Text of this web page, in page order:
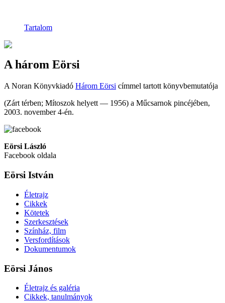
Tartalom
A három Eörsi
A Noran Könyvkiadó Három Eörsi címmel tartott könyvbemutatója
(Zárt térben; Mítoszok helyett — 1956) a Műcsarnok pincéjében,
2003. november 4-én.
Eörsi László
Facebook oldala
Eörsi István
Életrajz
Cikkek
Kötetek
Szerkesztések
Színház, film
Versfordítások
Dokumentumok
Eörsi János
Életrajz és galéria
Cikkek, tanulmányok